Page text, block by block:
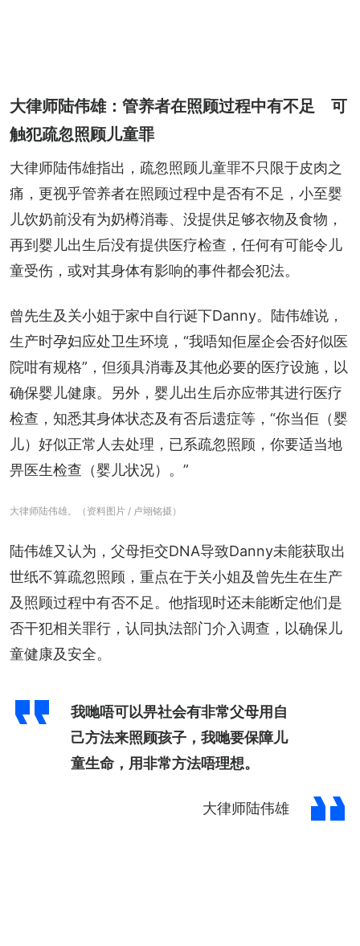
大律师陆伟雄：管养者在照顾过程中有不足 可
触犯疏忽照顾儿童罪
大律师陆伟雄指出，疏忽照顾儿童罪不只限于皮肉之
痛，更视乎管养者在照顾过程中是否有不足，小至婴
儿饮奶前没有为奶樽消毒、没提供足够衣物及食物，
再到婴儿出生后没有提供医疗检查，任何有可能令儿
童受伤，或对其身体有影响的事件都会犯法。
曾先生及关小姐于家中自行诞下Danny。陆伟雄说，
生产时孕妇应处卫生环境，“我唔知佢屋企会否好似医
院咁有规格”，但须具消毒及其他必要的医疗设施，以
确保婴儿健康。另外，婴儿出生后亦应带其进行医疗
检查，知悉其身体状态及有否后遗症等，“你当佢（婴
儿）好似正常人去处理，已系疏忽照顾，你要适当地
畀医生检查（婴儿状况）。”
大律师陆伟雄。（资料图片 / 卢翊铭摄）
陆伟雄又认为，父母拒交DNA导致Danny未能获取出
世纸不算疏忽照顾，重点在于关小姐及曾先生在生产
及照顾过程中有否不足。他指现时还未能断定他们是
否干犯相关罪行，认同执法部门介入调查，以确保儿
童健康及安全。
我哋唔可以畀社会有非常父母用自
己方法来照顾孩子，我哋要保障儿
童生命，用非常方法唔理想。
大律师陆伟雄